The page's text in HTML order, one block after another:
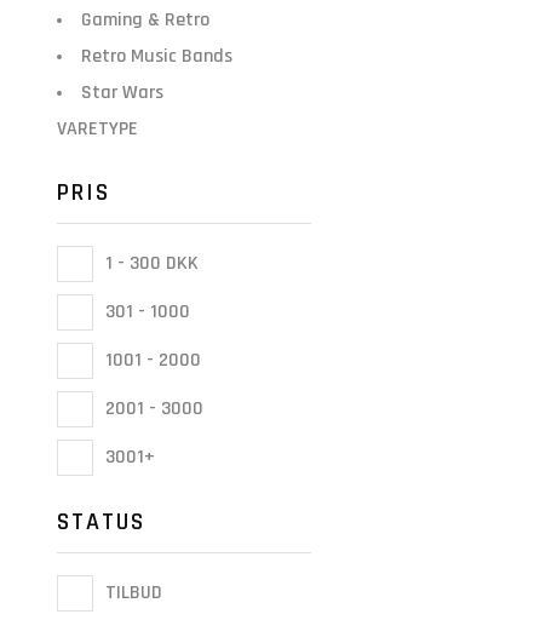
Gaming & Retro
Retro Music Bands
Star Wars
VARETYPE
PRIS
1 - 300 DKK
301 - 1000
1001 - 2000
2001 - 3000
3001+
STATUS
TILBUD